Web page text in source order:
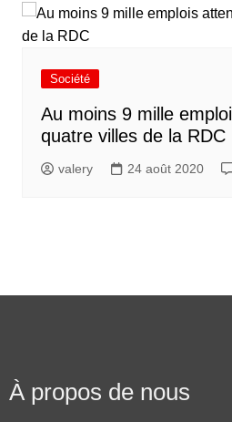
Société
Au moins 9 mille
quatre villes de la RDC
valery 24 août 2020
À propos de nous